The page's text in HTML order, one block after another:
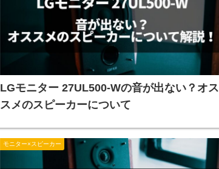
LGモニター 27UL500-Wの音が出ない？オス
スメのスピーカーについて
モニター×スピーカー